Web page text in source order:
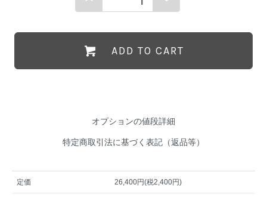
ADD TO CART
オプションの値段詳細
特定商取引法に基づく表記（返品等）
定価 26,400円(税2,400円)